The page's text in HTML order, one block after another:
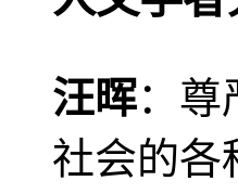
汪晖：尊
社会的各